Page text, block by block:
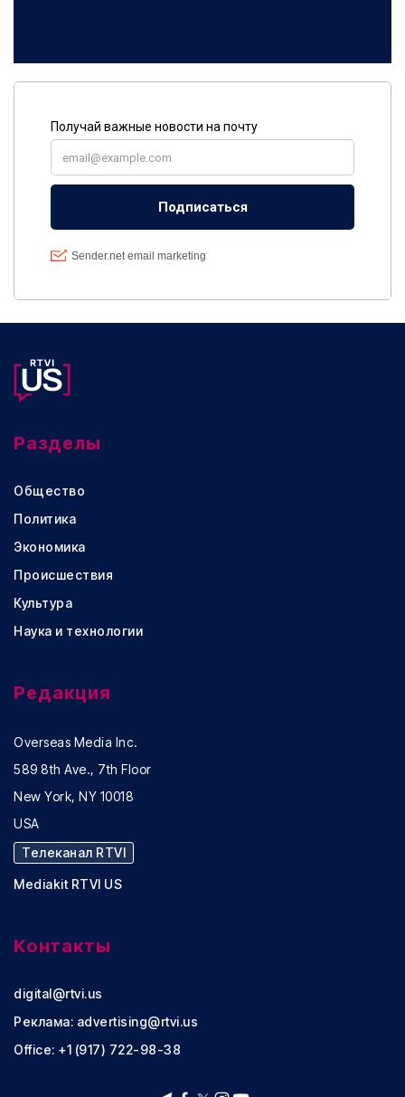
Разделы
Общество
Политика
Экономика
Происшествия
Культура
Наука и технологии
Редакция
Overseas Media Inc.
589 8th Ave., 7th Floor
New York, NY 10018
USA
Телеканал RTVI
Mediakit RTVI US
Контакты
digital@rtvi.us
Реклама: advertising@rtvi.us
Office: +1 (917) 722-98-38